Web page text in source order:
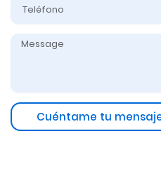
Message
Cuéntame tu